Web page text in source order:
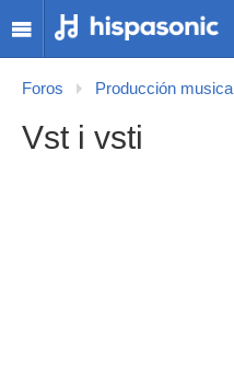
Foros Producción musical
Vst i vsti